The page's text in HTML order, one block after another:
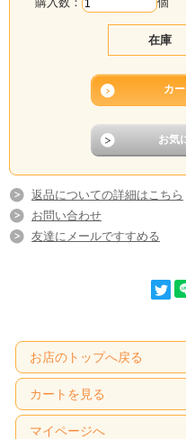
在庫
返品についての詳細はこちら
お問い合わせ
友達にメールですすめる
お店のトップへ戻る
カートを見る
マイページへ